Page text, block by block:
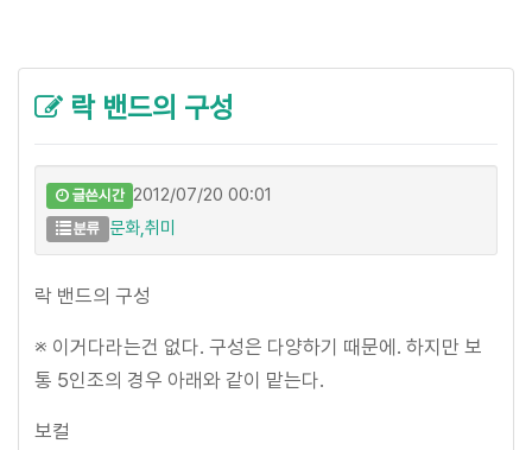
락 밴드의 구성
글쓴시간 2012/07/20 00:01
분류 문화,취미
락 밴드의 구성
※ 이거다라는건 없다. 구성은 다양하기 때문에. 하지만 보
통 5인조의 경우 아래와 같이 맡는다.
보컬